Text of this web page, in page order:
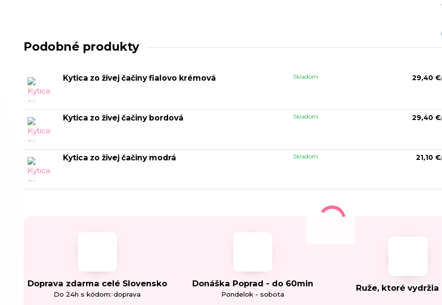
Podobné produkty
Kytica zo živej čačiny fialovo krémová 29,40 €
Skladom
Kytica zo živej čačiny bordová 29,40 €
Skladom
Kytica zo živej čačiny modrá 21,10 €
Skladom
Doprava zdarma celé Slovensko
Do 24h s kódom: doprava
Donáška Poprad - do 60min
Pondelok - sobota
Ruže, ktoré vydržia